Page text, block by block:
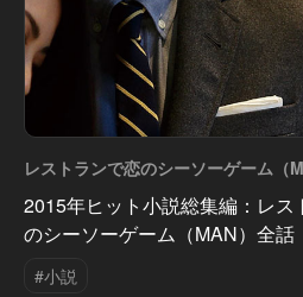
レストランで恋のシーソーゲーム（
2015年ヒット小説総集編：レス
のシーソーゲーム（MAN）全話
#小説